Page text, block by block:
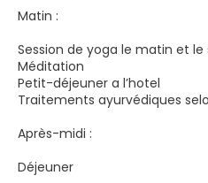
Matin :
Session de yoga le matin et le
Méditation
Petit-déjeuner a l’hotel
Traitements ayurvédiques
Après-midi :
Déjeuner